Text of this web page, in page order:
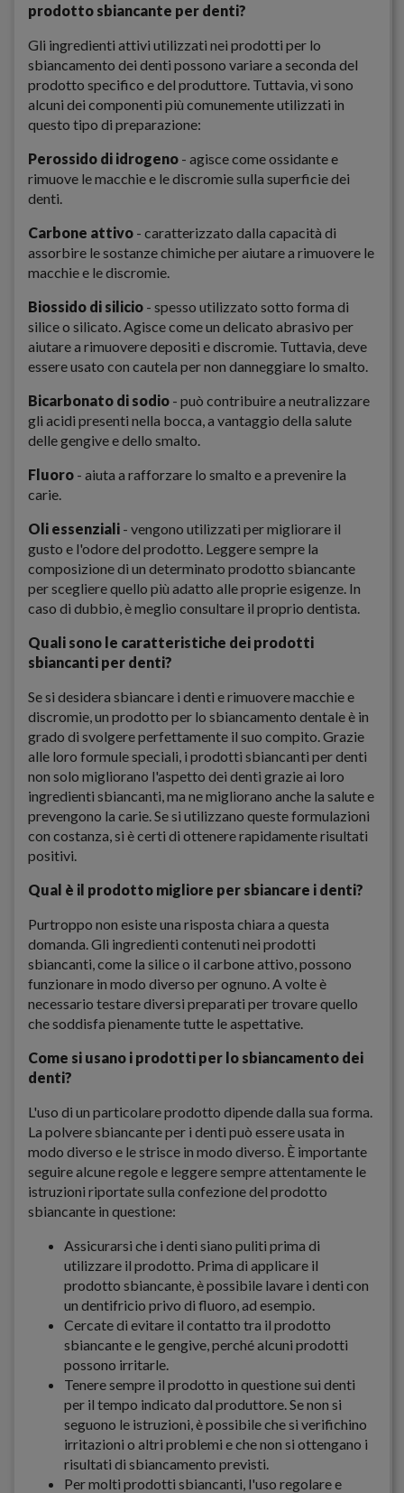
prodotto sbiancante per denti?
Gli ingredienti attivi utilizzati nei prodotti per lo
sbiancamento dei denti possono variare a seconda del
prodotto specifico e del produttore. Tuttavia, vi sono
alcuni dei componenti più comunemente utilizzati in
questo tipo di preparazione:
Perossido di idrogeno - agisce come ossidante e
rimuove le macchie e le discromie sulla superficie dei
denti.
Carbone attivo - caratterizzato dalla capacità di
assorbire le sostanze chimiche per aiutare a rimuovere le
macchie e le discromie.
Biossido di silicio - spesso utilizzato sotto forma di
silice o silicato. Agisce come un delicato abrasivo per
aiutare a rimuovere depositi e discromie. Tuttavia, deve
essere usato con cautela per non danneggiare lo smalto.
Bicarbonato di sodio - può contribuire a neutralizzare
gli acidi presenti nella bocca, a vantaggio della salute
delle gengive e dello smalto.
Fluoro - aiuta a rafforzare lo smalto e a prevenire la
carie.
Oli essenziali - vengono utilizzati per migliorare il
gusto e l'odore del prodotto. Leggere sempre la
composizione di un determinato prodotto sbiancante
per scegliere quello più adatto alle proprie esigenze. In
caso di dubbio, è meglio consultare il proprio dentista.
Quali sono le caratteristiche dei prodotti
sbiancanti per denti?
Se si desidera sbiancare i denti e rimuovere macchie e
discromie, un prodotto per lo sbiancamento dentale è in
grado di svolgere perfettamente il suo compito. Grazie
alle loro formule speciali, i prodotti sbiancanti per denti
non solo migliorano l'aspetto dei denti grazie ai loro
ingredienti sbiancanti, ma ne migliorano anche la salute e
prevengono la carie. Se si utilizzano queste formulazioni
con costanza, si è certi di ottenere rapidamente risultati
positivi.
Qual è il prodotto migliore per sbiancare i denti?
Purtroppo non esiste una risposta chiara a questa
domanda. Gli ingredienti contenuti nei prodotti
sbiancanti, come la silice o il carbone attivo, possono
funzionare in modo diverso per ognuno. A volte è
necessario testare diversi preparati per trovare quello
che soddisfa pienamente tutte le aspettative.
Come si usano i prodotti per lo sbiancamento dei
denti?
L'uso di un particolare prodotto dipende dalla sua forma.
La polvere sbiancante per i denti può essere usata in
modo diverso e le strisce in modo diverso. È importante
seguire alcune regole e leggere sempre attentamente le
istruzioni riportate sulla confezione del prodotto
sbiancante in questione:
Assicurarsi che i denti siano puliti prima di
utilizzare il prodotto. Prima di applicare il
prodotto sbiancante, è possibile lavare i denti con
un dentifricio privo di fluoro, ad esempio.
Cercate di evitare il contatto tra il prodotto
sbiancante e le gengive, perché alcuni prodotti
possono irritarle.
Tenere sempre il prodotto in questione sui denti
per il tempo indicato dal produttore. Se non si
seguono le istruzioni, è possibile che si verifichino
irritazioni o altri problemi e che non si ottengano i
risultati di sbiancamento previsti.
Per molti prodotti sbiancanti, l'uso regolare e